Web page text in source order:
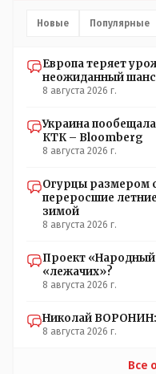
Новые Популярные
Европа теряет
неожиданный шанс
8 августа 2026 г.
Украина
КТК – Bloomberg
8 августа 2026 г.
Огурцы размером
переросшие
зимой
8 августа 2026 г.
Проект «Народный
«лежачих»?
8 августа 2026 г.
Николай ВОРОНИН:
8 августа 2026 г.
Все